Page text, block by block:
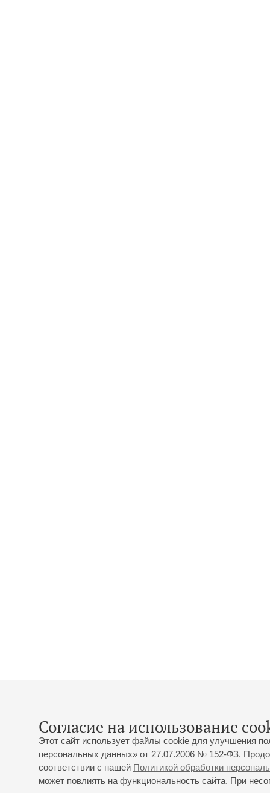
Согласие на использование
Этот сайт использует файлы cookie для улучшения
персональных данных» от 27.07.2006 № 152-ФЗ.
соответствии с нашей Политикой обработки
может повлиять на функциональность сайта. При